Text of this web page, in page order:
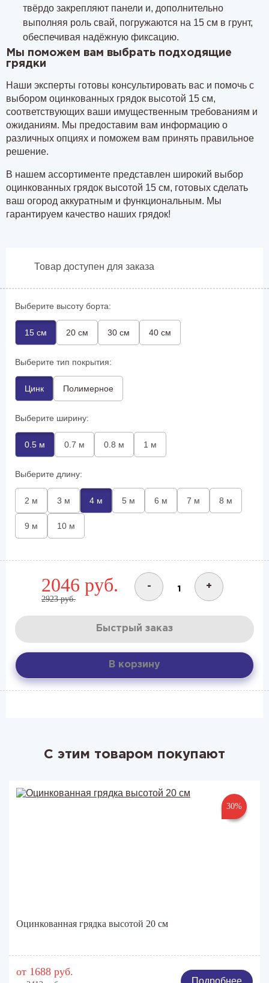
твёрдо закрепляют панели и, дополнительно
выполняя роль свай, погружаются на 15 см в грунт,
обеспечивая надёжную фиксацию.
Мы поможем вам выбрать подходящие
грядки
Наши эксперты готовы консультировать вас и помочь с
выбором оцинкованных грядок высотой 15 см,
соответствующих ваши имущественным требованиям и
ожиданиям. Мы предоставим вам информацию о
различных опциях и поможем вам принять правильное
решение.
В нашем ассортименте представлен широкий выбор
оцинкованных грядок высотой 15 см, готовых сделать
ваш огород аккуратным и функциональным. Мы
гарантируем качество наших грядок!
Товар доступен для заказа
Выберите высоту борта:
15 см 20 см 30 см 40 см
Выберите тип покрытия:
Цинк Полимерное
Выберите ширину:
0.5 м 0.7 м 0.8 м 1 м
Выберите длину:
2 м 3 м 4 м 5 м 6 м 7 м 8 м
9 м 10 м
2046 руб.
2923 руб.
- +
Быстрый заказ
В корзину
С этим товаром покупают
30%
Оцинкованная грядка высотой 20 см
от 1688 руб.
Подробнее